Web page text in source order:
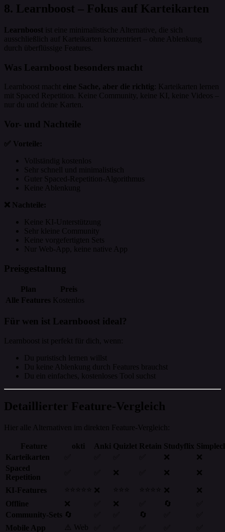
8. Learnboost – Fokus auf Karteikarten
Learnboost ist eine minimalistische Alternative, die sich
ausschließlich auf Karteikarten konzentriert – ohne Ablenkung
durch überflüssige Features.
Was Learnboost besonders macht
Learnboost macht eine Sache, aber die richtig: Karteikarten lernen
mit Spaced Repetition. Keine Community, keine KI, keine Videos –
nur du und deine Karten.
Vor- und Nachteile
✅ Vorteile:
Vollständig kostenlos
Sehr schnell und minimalistisch
Guter Spaced-Repetition-Algorithmus
Keine Ablenkung
❌ Nachteile:
Keine KI-Unterstützung
Sehr kleine Community
Keine vorgefertigten Sets
Nur Web-App, keine native App
Preisgestaltung
Plan
Preis
Alle Features Kostenlos
Für wen ist Learnboost ideal?
Learnboost ist perfekt für dich, wenn:
Du puristisch lernen willst
Du keine Ablenkung durch Features brauchst
Du ein einfaches, kostenloses Tool suchst
Detaillierter Feature-Vergleich
Hier alle Alternativen im direkten Feature-Vergleich:
Feature okti Anki Quizlet Retain Studyflix
Karteikarten
❌
❌
Spaced
Repetition
❌ ❌ ❌
KI-Features ⭐⭐⭐⭐⭐ ❌ ⭐⭐⭐ ⭐⭐⭐⭐ ❌
❌
Offline
❌ ❌ 🔄
Community-Sets 🔄 🔄
Mobile App
⚠️ Web